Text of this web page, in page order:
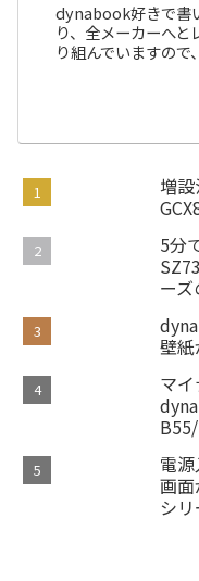
dynabook好きで書
り、全メーカーへ
り組んでいますので
増
5分
ー
壁
マ
電
画
シ